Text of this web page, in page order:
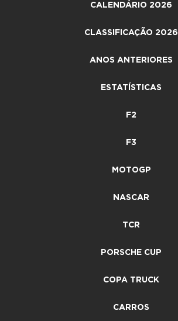
CALENDÁRIO 2026
CLASSIFICAÇÃO 2026
ANOS ANTERIORES
ESTATÍSTICAS
F2
F3
MOTOGP
NASCAR
TCR
PORSCHE CUP
COPA TRUCK
CARROS